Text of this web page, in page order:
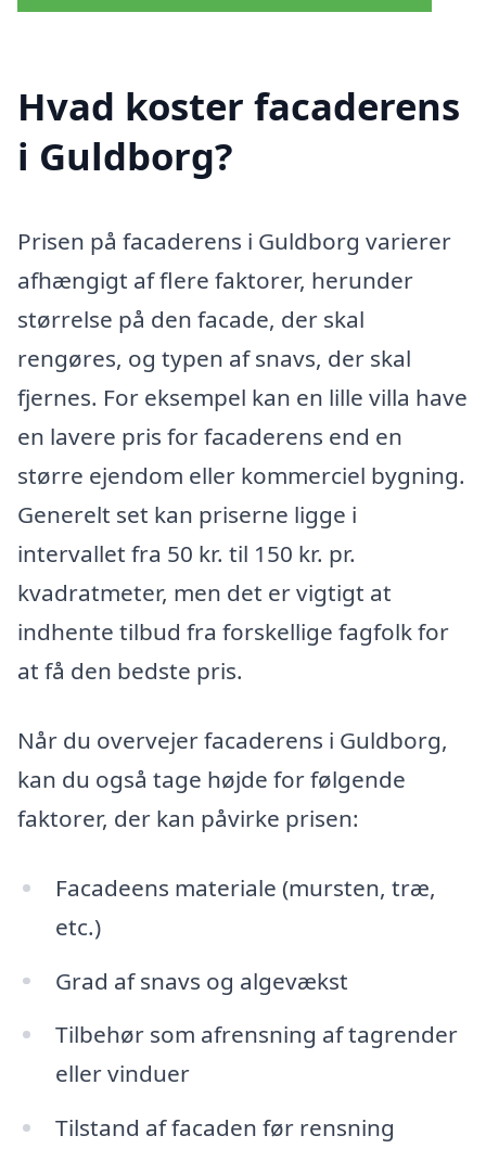
Hvad koster facaderens
i Guldborg?
Prisen på facaderens i Guldborg varierer
afhængigt af flere faktorer, herunder
størrelse på den facade, der skal
rengøres, og typen af snavs, der skal
fjernes. For eksempel kan en lille villa have
en lavere pris for facaderens end en
større ejendom eller kommerciel bygning.
Generelt set kan priserne ligge i
intervallet fra 50 kr. til 150 kr. pr.
kvadratmeter, men det er vigtigt at
indhente tilbud fra forskellige fagfolk for
at få den bedste pris.
Når du overvejer facaderens i Guldborg,
kan du også tage højde for følgende
faktorer, der kan påvirke prisen:
Facadeens materiale (mursten, træ,
etc.)
Grad af snavs og algevækst
Tilbehør som afrensning af tagrender
eller vinduer
Tilstand af facaden før rensning